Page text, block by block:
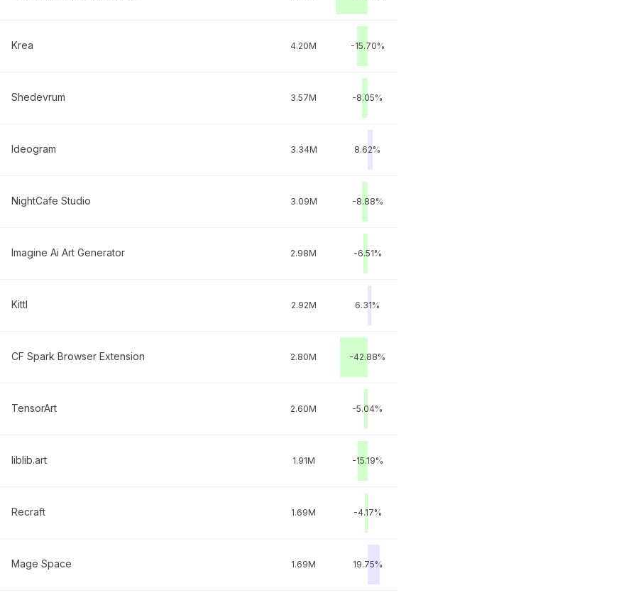
Krea 4.20M -15.70%
Shedevrum 3.57M -8.05%
Ideogram 3.34M 8.62%
NightCafe Studio 3.09M -8.88%
Imagine Ai Art Generator 2.98M -6.51%
Kittl 2.92M 6.31%
CF Spark Browser Extension 2.80M -42.88%
TensorArt 2.60M -5.04%
liblib.art 1.91M -15.19%
Recraft 1.69M -4.17%
Mage Space 1.69M 19.75%